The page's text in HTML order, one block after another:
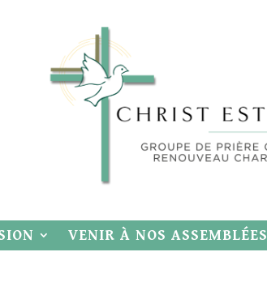
VENIR À NOS ASSEMBLÉES